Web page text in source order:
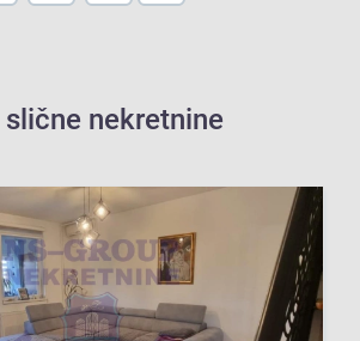
nekretnine